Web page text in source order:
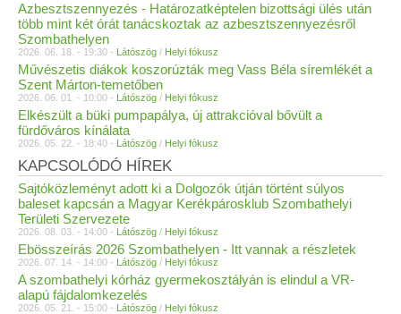
Azbesztszennyezés - Határozatképtelen bizottsági ülés után
több mint két órát tanácskoztak az azbesztszennyezésről
Szombathelyen
2026. 06. 18. - 19:30 - Látószög / Helyi fókusz
Művészetis diákok koszorúzták meg Vass Béla síremlékét a
Szent Márton-temetőben
2026. 06. 01. - 10:00 - Látószög / Helyi fókusz
Elkészült a büki pumpapálya, új attrakcióval bővült a
fürdőváros kínálata
2026. 05. 22. - 18:40 - Látószög / Helyi fókusz
KAPCSOLÓDÓ HÍREK
Sajtóközleményt adott ki a Dolgozók útján történt súlyos
baleset kapcsán a Magyar Kerékpárosklub Szombathelyi
Területi Szervezete
2026. 08. 03. - 14:00 - Látószög / Helyi fókusz
Ebösszeírás 2026 Szombathelyen - Itt vannak a részletek
2026. 07. 14. - 14:00 - Látószög / Helyi fókusz
A szombathelyi kórház gyermekosztályán is elindul a VR-
alapú fájdalomkezelés
2026. 05. 21. - 15:00 - Látószög / Helyi fókusz